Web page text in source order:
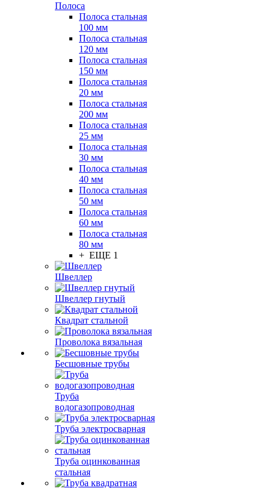
Полоса
Полоса стальная
100 мм
Полоса стальная
120 мм
Полоса стальная
150 мм
Полоса стальная
20 мм
Полоса стальная
200 мм
Полоса стальная
25 мм
Полоса стальная
30 мм
Полоса стальная
40 мм
Полоса стальная
50 мм
Полоса стальная
60 мм
Полоса стальная
80 мм
+ ЕЩЕ 1
Швеллер
Швеллер гнутый
Квадрат стальной
Проволока вязальная
Бесшовные трубы
Труба
водогазопроводная
Труба электросварная
Труба оцинкованная
стальная